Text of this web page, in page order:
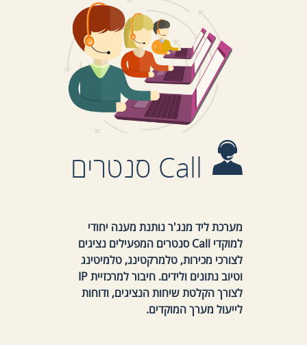
Call סנטרים
מערכת ליד מנג'ר נותנת מענה יחודי
למוקדי Call סנטרים המפעילים נציגים
לצורכי מכירות, טלמרקטינג, טלמיטינג
וטיוב נתונים ולידים. חיבור למרכזיית IP
לצורך הקלטת שיחות הנציגים, ודוחות
לייעול מערך המוקדים.